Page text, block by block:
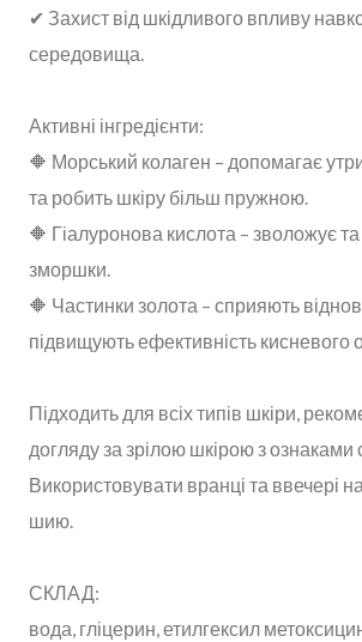
✔ Захист від шкідливого впливу
середовища.
Активні інгредієнти:
🔶 Морський колаген – допомагає
та робить шкіру більш пружною.
🔶 Гіалуронова кислота – зволожує
зморшки.
🔶 Частинки золота – сприяють
підвищують ефективність кисневого
Підходить для всіх типів шкіри,
догляду за зрілою шкірою з ознаками
Використовувати вранці та ввечері
шию.
СКЛАД:
вода, гліцерин, етилгексил